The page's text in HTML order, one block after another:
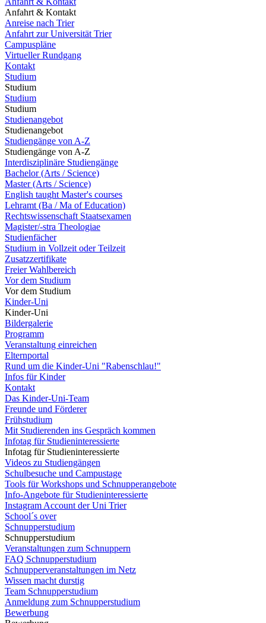
Anfahrt & Kontakt
Anreise nach Trier
Anfahrt zur Universität Trier
Campuspläne
Virtueller Rundgang
Kontakt
Studium
Studium
Studium
Studium
Studienangebot
Studienangebot
Studiengänge von A-Z
Studiengänge von A-Z
Interdisziplinäre Studiengänge
Bachelor (Arts / Science)
Master (Arts / Science)
English taught Master's courses
Lehramt (Ba / Ma of Education)
Rechtswissenschaft Staatsexamen
Magister/-stra Theologiae
Studienfächer
Studium in Vollzeit oder Teilzeit
Zusatzzertifikate
Freier Wahlbereich
Vor dem Studium
Vor dem Studium
Kinder-Uni
Kinder-Uni
Bildergalerie
Programm
Veranstaltung einreichen
Elternportal
Rund um die Kinder-Uni "Rabenschlau!"
Infos für Kinder
Kontakt
Das Kinder-Uni-Team
Freunde und Förderer
Frühstudium
Mit Studierenden ins Gespräch kommen
Infotag für Studieninteressierte
Infotag für Studieninteressierte
Videos zu Studiengängen
Schulbesuche und Campustage
Tools für Workshops und Schnupperangebote
Info-Angebote für Studieninteressierte
Instagram Account der Uni Trier
School´s over
Schnupperstudium
Schnupperstudium
Veranstaltungen zum Schnuppern
FAQ Schnupperstudium
Schnupperveranstaltungen im Netz
Wissen macht durstig
Team Schnupperstudium
Anmeldung zum Schnupperstudium
Bewerbung